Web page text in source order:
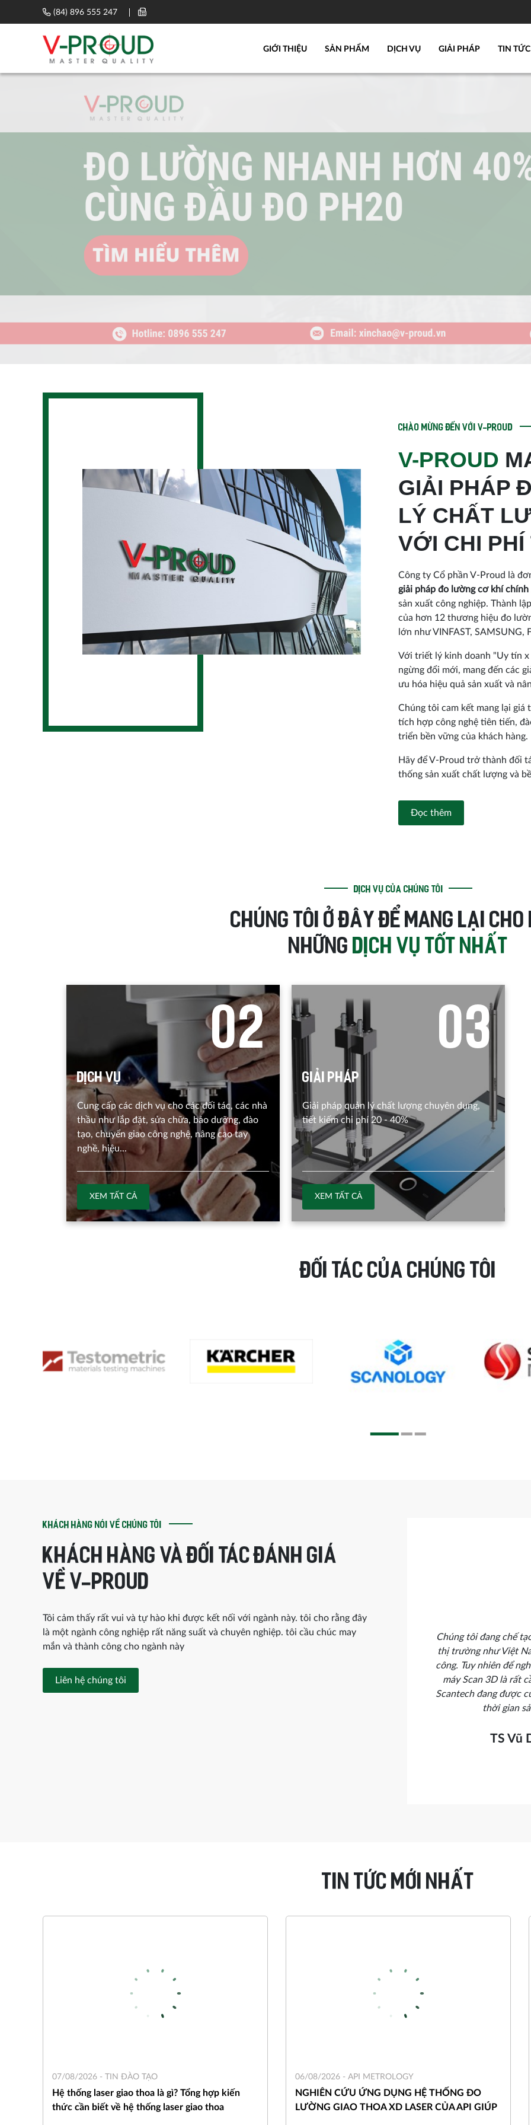
(84) 896 555 247
GIỚI THIỆU SẢN PHẨM DỊCH VỤ GIẢI PHÁP TIN TỨC
CHÀO MỪNG ĐẾN VỚI V-PROUD
V-PROUD
GIẢI PHÁP
LÝ CHẤT
VỚI CHI
Công ty Cổ phần V-Proud là
giải pháp đo lường cơ khí chính
sản xuất công nghiệp. Thành
của hơn 12 thương hiệu đo
lớn như VINFAST,
Với triết lý kinh doanh "Uy tín x
ngừng đổi mới, mang đến các
ưu hóa hiệu quả sản xuất và
Chúng tôi cam kết mang lại
tích hợp công nghệ tiên tiến,
triển bền vững của khách hàng.
Hãy để V-Proud trở thành đối
thống sản xuất chất lượng và
Đọc thêm
DỊCH VỤ CỦA CHÚNG TÔI
CHÚNG TÔI Ở ĐÂY ĐỂ MANG LẠI
NHỮNG DỊCH VỤ TỐT NHẤT
02
Dịch vụ
Cung cấp các dịch vụ cho các đối tác, các nhà
thầu như lắp đặt, sửa chữa, bảo dưỡng, đào
tạo, chuyển giao công nghệ, nâng cao tay
nghề, hiệu...
XEM TẤT CẢ
03
Giải pháp
Giải pháp quản lý chất lượng chuyên dụng,
tiết kiếm chi phí 20 - 40%
XEM TẤT CẢ
ĐỐI TÁC CỦA CHÚNG TÔI
KHÁCH HÀNG NÓI VỀ CHÚNG TÔI
KHÁCH HÀNG VÀ ĐỐI TÁC ĐÁNH GIÁ
VỀ V-PROUD
Tôi cảm thấy rất vui và tự hào khi được kết nối với ngành này. tôi cho rằng đây
là một ngành công nghiệp rất năng suất và chuyên nghiệp. tôi cầu chúc may
mắn và thành công cho ngành này
Liên hệ chúng tôi
Tôi có 39 năm kinh nghiệm làm việc trong nghành sản xuất và chế tạo
nhựa tại Nhật Bản. Ấn tượng đầu tiên của tôi tới thăm V-Proud là sự
Đội ngũ nhân viên trình độ chuyên môn cũng rất cao.
Chúng tôi đang chế
thị trường như Việt
công. Tuy nhiên để
máy Scan 3D là rất
Scantech đang được
thời gian
TS Vũ
TIN TỨC MỚI NHẤT
07/08/2026 - TIN ĐÀO TẠO
Hệ thống laser giao thoa là gì? Tổng hợp kiến
thức cần biết về hệ thống laser giao thoa
06/08/2026 - API METROLOGY
NGHIÊN CỨU ỨNG DỤNG HỆ THỐNG ĐO
LƯỜNG GIAO THOA XD LASER CỦA API GIÚP